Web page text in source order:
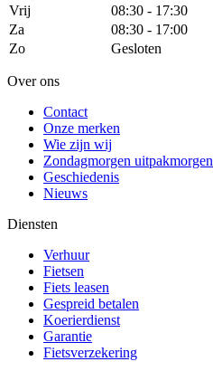
Vrij
08:30 - 17:30
Za
08:30 - 17:00
Zo
Gesloten
Over ons
Contact
Onze merken
Wie zijn wij
Zondagmorgen uitpakmorgen
Geschiedenis
Nieuws
Diensten
Verhuur
Fietsen
Fiets leasen
Gespreid betalen
Koerierdienst
Garantie
Fietsverzekering